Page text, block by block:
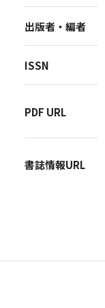
出版者・編者
ISSN
PDF URL
書誌情報URL